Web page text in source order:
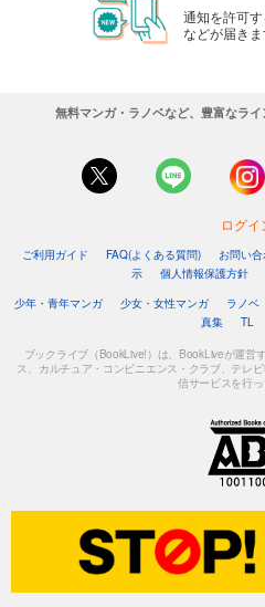
通知を許可
などが届きま
無料マンガ・ラノベなど、豊富なラ
ログイ
ご利用ガイド FAQ(よくある質問) お問い
示
個人情報保護方針
少年・青年マンガ
少女・女性マンガ ラノベ
真集
TL
ブックライブ（BookLive!）は、BookLiveが運営
ス、カルチュア・コンビニエンス・クラブ、テレ
信サービスを行っ